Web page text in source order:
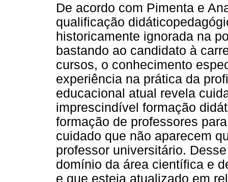
De acordo com Pimenta e
qualificação
historicamente ignorada na
bastando ao candidato à
cursos, o conhecimento
experiência na prática da
educacional atual revela
imprescindível formação
formação de professores
cuidado que não aparecem
professor universitário.
domínio da área científica e
e que esteja atualizado em